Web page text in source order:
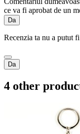
ce va fi aprobat de un
Da
Recenzia ta nu a putut
Da
4 other